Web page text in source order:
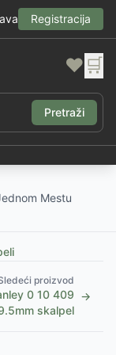
Registracija
❤️ 🛒
Pretraži
Mestu
proizvod
0 10 409
skalpel
→